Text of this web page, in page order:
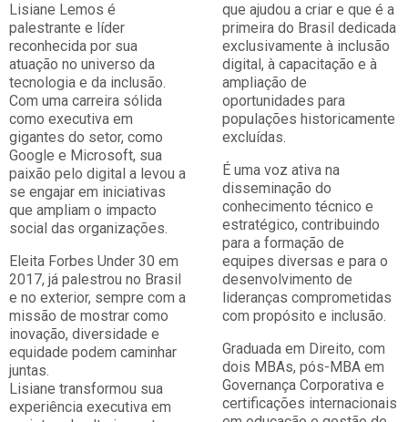
Lisiane Lemos é
palestrante e líder
reconhecida por sua
atuação no universo da
tecnologia e da inclusão.
Com uma carreira sólida
como executiva em
gigantes do setor, como
Google e Microsoft, sua
paixão pelo digital a levou a
se engajar em iniciativas
que ampliam o impacto
social das organizações.
Eleita Forbes Under 30 em
2017, já palestrou no Brasil
e no exterior, sempre com a
missão de mostrar como
inovação, diversidade e
equidade podem caminhar
juntas.
Lisiane transformou sua
experiência executiva em
que ajudou a criar e que é a
primeira do Brasil dedicada
exclusivamente à inclusão
digital, à capacitação e à
ampliação de
oportunidades para
populações historicamente
excluídas.
É uma voz ativa na
disseminação do
conhecimento técnico e
estratégico, contribuindo
para a formação de
equipes diversas e para o
desenvolvimento de
lideranças comprometidas
com propósito e inclusão.
Graduada em Direito, com
dois MBAs, pós-MBA em
Governança Corporativa e
certificações internacionais